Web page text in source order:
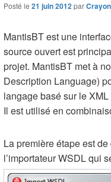
Posté le 21 juin 2012parCrayon
MantisBT est une
source ouvert est
projet. MantisBT met à
Description Language)
langage basé sur le
Il est utilisé en
La première étape est
l’importateur WSDL qui